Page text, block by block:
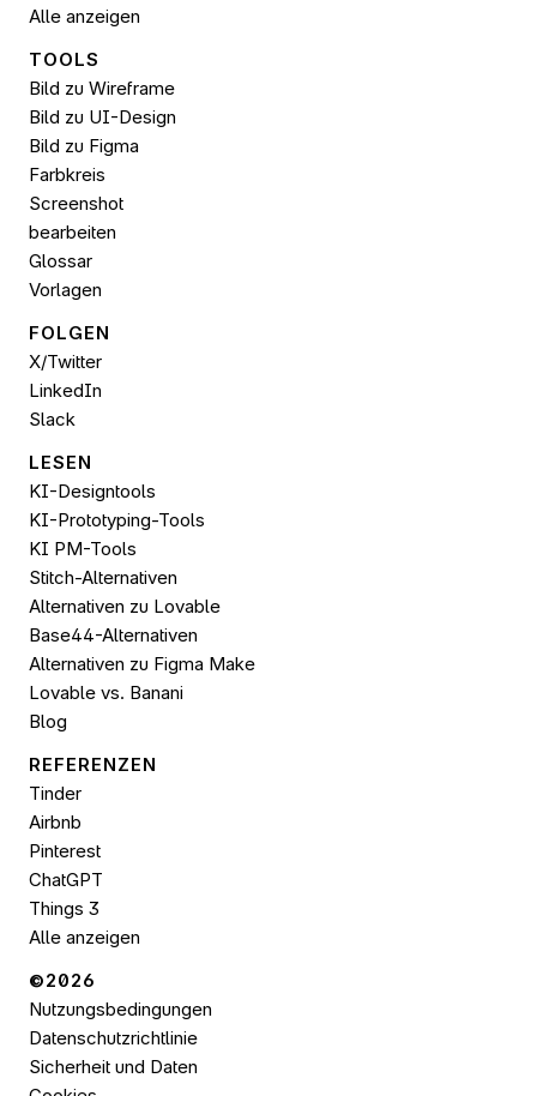
Alle anzeigen
TOOLS
Bild zu Wireframe
Bild zu UI-Design
Bild zu Figma
Farbkreis
Screenshot
bearbeiten
Glossar
Vorlagen
FOLGEN
X/Twitter
LinkedIn
Slack
LESEN
KI-Designtools
KI-Prototyping-Tools
KI PM-Tools
Stitch-Alternativen
Alternativen zu Lovable
Base44-Alternativen
Alternativen zu Figma Make
Lovable vs. Banani
Blog
REFERENZEN
Tinder
Airbnb
Pinterest
ChatGPT
Things 3
Alle anzeigen
©2026
Nutzungsbedingungen
Datenschutzrichtlinie
Sicherheit und Daten